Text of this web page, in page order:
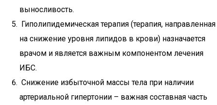
выносливость.
Гиполипидемическая терапия (терапия, направленная
на снижение уровня липидов в крови) назначается
врачом и является важным компонентом лечения
ИБС.
Снижение избыточной массы тела при наличии
артериальной гипертонии – важная составная часть